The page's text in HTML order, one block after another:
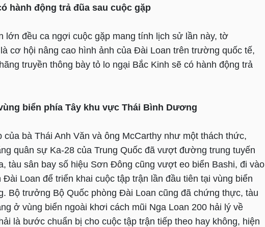
hành động trả đũa sau cuộc gặp
lớn đều ca ngợi cuộc gặp mang tính lịch sử lần này, tờ
cơ hội nâng cao hình ảnh của Đài Loan trên trường quốc tế,
truyền thông bày tỏ lo ngại Bắc Kinh sẽ có hành động trả
biển phía Tây khu vực Thái Bình Dương
của bà Thái Anh Văn và ông McCarthy như một thách thức,
quân sự Ka-28 của Trung Quốc đã vượt đường trung tuyến
tàu sân bay số hiệu Sơn Đông cũng vượt eo biển Bashi, đi vào
Loan để triển khai cuộc tập trận lần đầu tiên tại vùng biển
Bộ trưởng Bộ Quốc phòng Đài Loan cũng đã chứng thực, tàu
ở vùng biển ngoài khơi cách mũi Nga Loan 200 hải lý về
là bước chuẩn bị cho cuộc tập trận tiếp theo hay không, hiện